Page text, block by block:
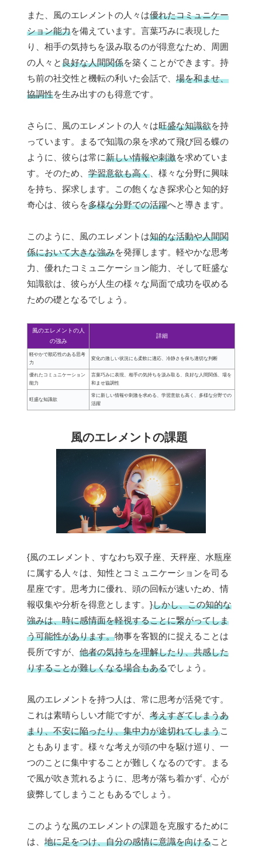
また、風のエレメントの人々は優れたコミュニケー
ション能力を備えています。言葉巧みに表現した
り、相手の気持ちを汲み取るのが得意なため、周囲
の人々と良好な人間関係を築くことができます。持
ち前の社交性と機転の利いた会話で、 場を和ませ、
協調性を生み出すのも得意です。
さらに、風のエレメントの人々は旺盛な知識欲を持
っています。まるで知識の泉を求めて飛び回る蝶の
ように、彼らは常に新しい情報や刺激を求めていま
す。そのため、 学習意欲も高く 、様々な分野に興味
を持ち、探求します。この飽くなき探求心と知的好
奇心は、彼らを多様な分野での活躍へと導きます。
このように、風のエレメントは知的な活動や人間関
係において大きな強みを発揮します。軽やかな思考
力、優れたコミュニケーション能力、そして旺盛な
知識欲は、彼らが人生の様々な局面で成功を収める
ための礎となるでしょう。
風のエレメントの人
の強み
詳細
軽やかで順応性のある思考
力
変化の激しい状況にも柔軟に適応、冷静さを保ち適切な判断
優れたコミュニケーション
能力
言葉巧みに表現、相手の気持ちを汲み取る、良好な人間関係、場を
和ませ協調性
旺盛な知識欲
常に新しい情報や刺激を求める、学習意欲も高く、多様な分野での
活躍
風のエレメントの課題
{風のエレメント、すなわち双子座、天秤座、水瓶座
に属する人々は、知性とコミュニケーションを司る
星座です。思考力に優れ、頭の回転が速いため、情
報収集や分析を得意とします。}しかし、この知的な
強みは、時に感情面を軽視することに繋がってしま
う可能性があります。物事を客観的に捉えることは
長所ですが、 他者の気持ちを理解したり、共感した
りすることが難しくなる場合もあるでしょう。
風のエレメントを持つ人は、常に思考が活発です。
これは素晴らしい才能ですが、 考えすぎてしまうあ
まり、不安に陥ったり、集中力が途切れてしまうこ
ともあります。様々な考えが頭の中を駆け巡り、一
つのことに集中することが難しくなるのです。まる
で風が吹き荒れるように、思考が落ち着かず、心が
疲弊してしまうこともあるでしょう。
このような風のエレメントの課題を克服するために
は、 地に足をつけ、自分の感情に意識を向けること